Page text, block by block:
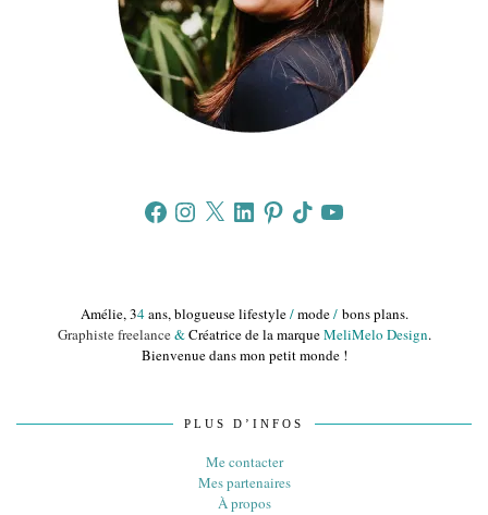
FacebookInstagram
X LinkedInPinterestTikTokYouTube
Amélie, 34ans, blogueuse lifestyle/mode/bons plans.
Graphiste freelance&Créatrice de la marqueMeliMelo Design.
Bienvenue dans mon petit monde !
PLUS D’INFOS
Me contacter
Mes partenaires
À propos